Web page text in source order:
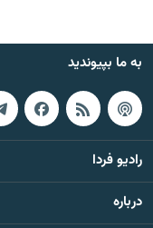
به ما بپیوندید
رادیو فردا
درباره